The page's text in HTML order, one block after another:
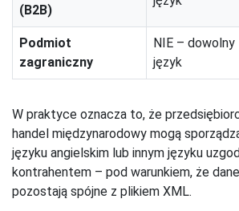
(B2B)
Podmiot
zagraniczny
NIE – dowolny
język
W praktyce oznacza to, że
handel międzynarodowy mogą
języku angielskim lub innym języku
kontrahentem – pod warunkiem, że
pozostają spójne z plikiem XML.